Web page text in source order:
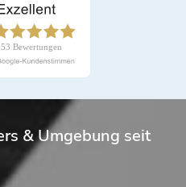
& Umgebung seit